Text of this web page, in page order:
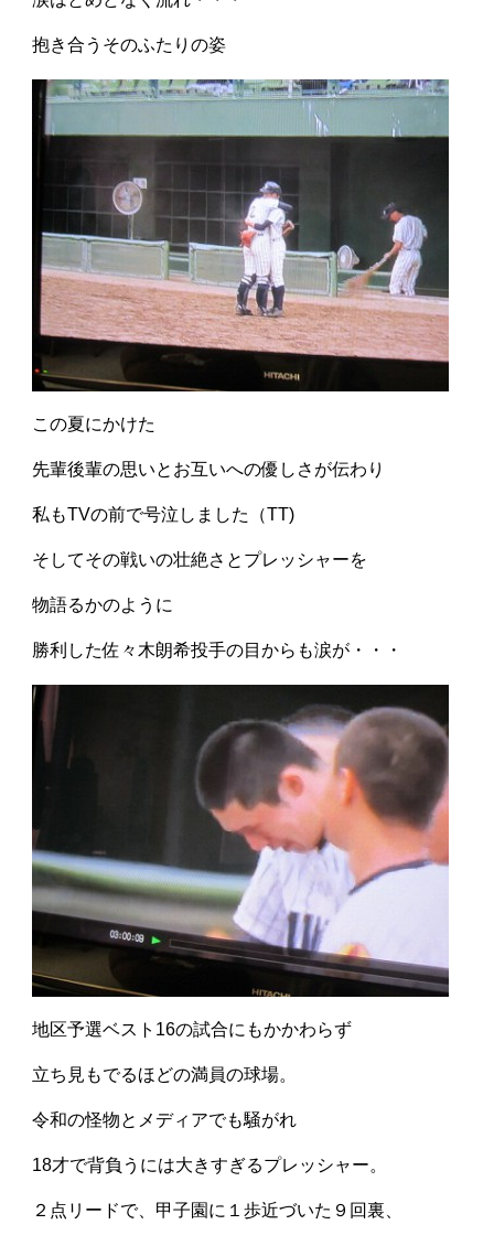
抱き合うそのふたりの姿
この夏にかけた
先輩後輩の思いとお互いへの優しさが伝わり
私もTVの前で号泣しました（TT)
そしてその戦いの壮絶さとプレッシャーを
物語るかのように
勝利した佐々木朗希投手の目からも涙が・・・
地区予選ベスト16の試合にもかかわらず
立ち見もでるほどの満員の球場。
令和の怪物とメディアでも騒がれ
18才で背負うには大きすぎるプレッシャー。
２点リードで、甲子園に１歩近づいた９回裏、